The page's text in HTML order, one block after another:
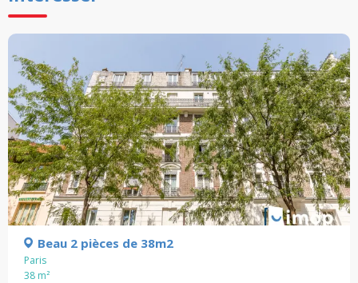
Beau 2 pièces de 38m2
Paris
38 m²